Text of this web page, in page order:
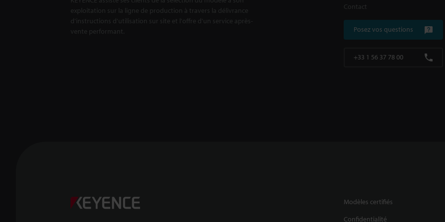
exploitation sur la ligne de production à travers la délivrance
d'instructions d'utilisation sur site et l'offre d'un service après-
vente performant.
Contact
Posez vos questions
+33 1 56 37 78 00
Modèles certifiés
Confidentialité